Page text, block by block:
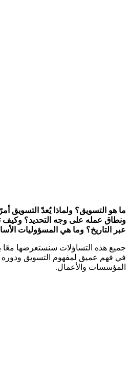
ما هو التسويق؟ ولماذا يُعدّ التسويق
ونطاق عمله على وجه التحديد؟ وكيف
عبر التاريخ؟ وما هي المسؤوليات
جميع هذه التساؤلات سنستعرضها معًا
في فهم عميق لمفهوم التسويق
المؤسسات والأعمال.